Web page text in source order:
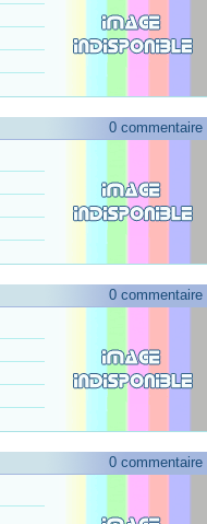
0 commentaire
0 commentaire
0 commentaire